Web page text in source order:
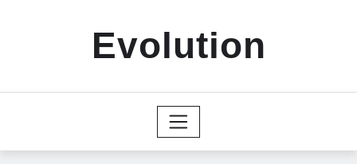
Evolution